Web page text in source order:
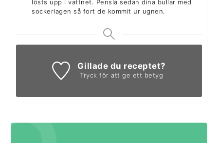
lösts upp i vattnet. Pensla sedan dina bullar med
sockerlagen så fort de kommit ur ugnen.
Gillade du receptet?
Tryck för att ge ett betyg